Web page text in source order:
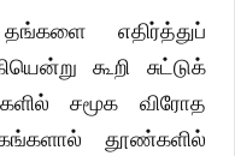
எதிர்த்துப்
கூறி சுட்டுக்
சமூக விரோத
தூண்களில்